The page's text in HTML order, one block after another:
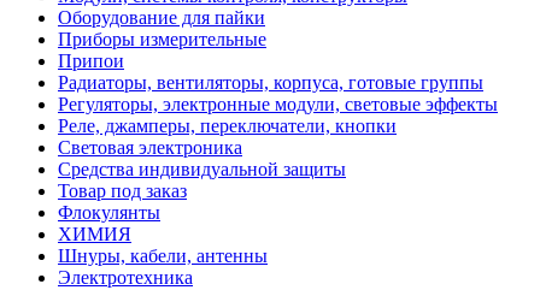
Оборудование для пайки
Приборы измерительные
Припои
Радиаторы, вентиляторы, корпуса, готовые группы
Регуляторы, электронные модули, световые эффекты
Реле, джамперы, переключатели, кнопки
Световая электроника
Средства индивидуальной защиты
Товар под заказ
Флокулянты
ХИМИЯ
Шнуры, кабели, антенны
Электротехника